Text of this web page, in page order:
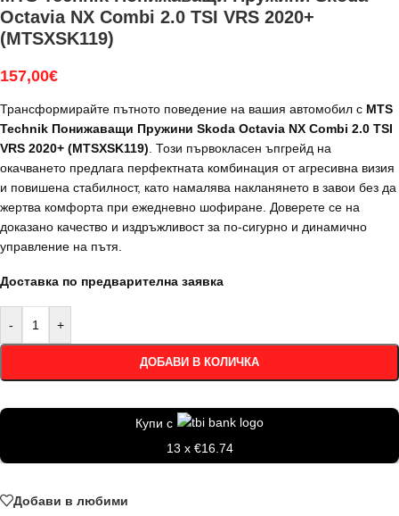
Octavia NX Combi 2.0 TSI VRS 2020+
(MTSXSK119)
157,00€
Трансформирайте пътното поведение на вашия автомобил с MTS
Technik Понижаващи Пружини Skoda Octavia NX Combi 2.0 TSI
VRS 2020+ (MTSXSK119). Този първокласен ъпгрейд на
окачването предлага перфектната комбинация от агресивна визия
и повишена стабилност, като намалява накланянето в завои без да
жертва комфорта при ежедневно шофиране. Доверете се на
доказано качество и издръжливост за по-сигурно и динамично
управление на пътя.
Доставка по предварителна заявка
- +
ДОБАВИ В КОЛИЧКА
Купи с
13 x €16.74
Добави в любими